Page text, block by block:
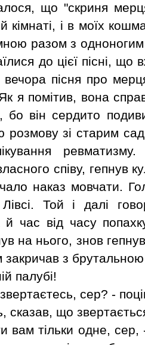
що "скриня
кімнаті, і в моїх
разом з
до цієї пісні,
вечора пісня про
я помітив, вона
бо він сердито
розмову зі старим
співу, гепнув
наказ мовчати.
Той і далі
й час від часу
на нього, знов
закричав з
палубі!
сер? -
сказав, що
вам тільки одне, сер,